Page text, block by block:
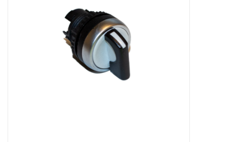
Appareils de boulangerie